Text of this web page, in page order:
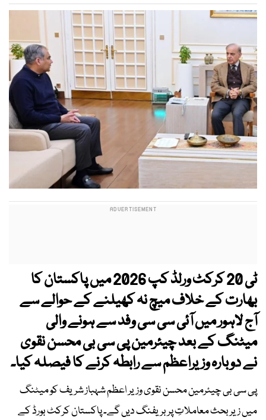
ٹی 20 کرکٹ ورلڈ کپ 2026 میں پاکستان کا
بھارت کے خلاف میچ نہ کھیلنے کے حوالے سے
آج لاہور میں آئی سی سی وفد سے ہونے والی
میٹنگ کے بعد چیئرمین پی سی بی محسن نقوی
نے دوبارہ وزیراعظم سے رابطہ کرنے کا فیصلہ کیا۔
پی سی بی چیئرمین محسن نقوی وزیر اعظم شہباز شریف کو میٹنگ
میں زیر بحث معاملاتِ پر بریفنگ دیں گے۔ پاکستان کرکٹ بورڈ کے